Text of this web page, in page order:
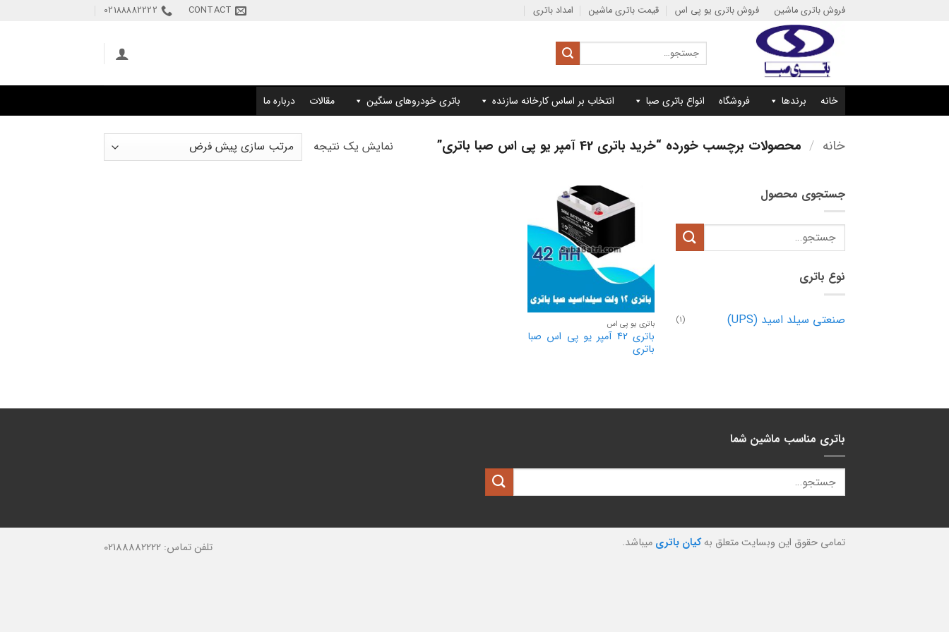
فروش باتری ماشین فروش باتری یو پی اس قیمت باتری ماشین امداد باتری CONTACT
02188882222
جستجو
برای:
خانه برندها فروشگاه انواع باتری صبا انتخاب بر اساس کارخانه سازنده باتری خودروهای سنگین مقالات درباره ما
خانه / محصولات برچسب خورده “خرید باتری 42 آمپر یو پی اس صبا باتری” نمایش یک نتیجه
جستجوی محصول
جستجو
برای:
نوع باتری
صنعتی سیلد اسید (UPS) (1) باتری یو پی اس
باتری 42 آمپر یو پی اس صبا
باتری
باتری مناسب ماشین شما
تلفن تماس: 02188882222 تمامی حقوق این وبسایت متعلق بهکیان باتری میباشد.